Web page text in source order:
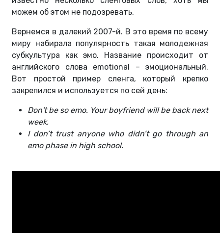
можем об этом не подозревать.
Вернемся в далекий 2007-й. В это время по всему
миру набирала популярность такая молодежная
субкультура как эмо. Название происходит от
английского слова emotional – эмоциональный.
Вот простой пример сленга, который крепко
закрепился и используется по сей день:
Don't be so emo. Your boyfriend will be back next
week.
I don’t trust anyone who didn’t go through an
emo phase in high school.